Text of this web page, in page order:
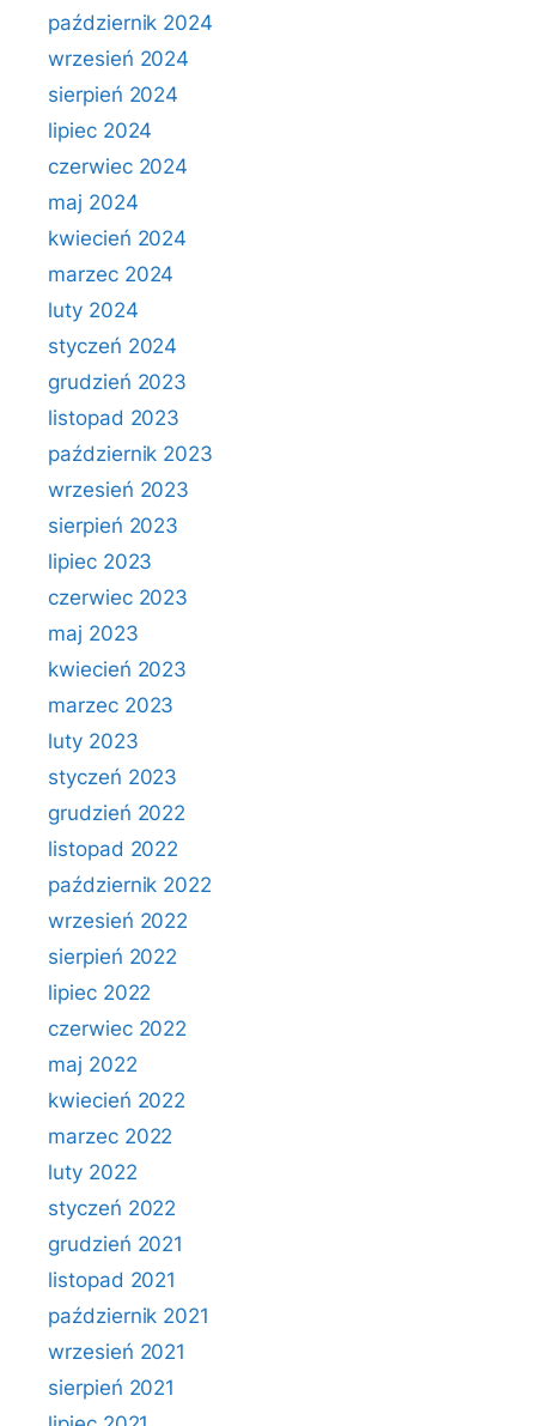
październik 2024
wrzesień 2024
sierpień 2024
lipiec 2024
czerwiec 2024
maj 2024
kwiecień 2024
marzec 2024
luty 2024
styczeń 2024
grudzień 2023
listopad 2023
październik 2023
wrzesień 2023
sierpień 2023
lipiec 2023
czerwiec 2023
maj 2023
kwiecień 2023
marzec 2023
luty 2023
styczeń 2023
grudzień 2022
listopad 2022
październik 2022
wrzesień 2022
sierpień 2022
lipiec 2022
czerwiec 2022
maj 2022
kwiecień 2022
marzec 2022
luty 2022
styczeń 2022
grudzień 2021
listopad 2021
październik 2021
wrzesień 2021
sierpień 2021